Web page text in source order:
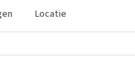
Locatie